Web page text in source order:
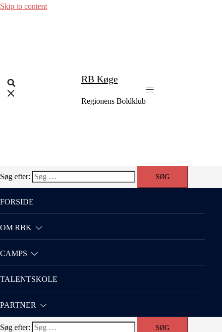
Skip to content
RB Køge
Regionens Boldklub
Søg efter:
FORSIDE
OM RBK
CAMPS
TALENTSKOLE
PARTNER
Søg efter: